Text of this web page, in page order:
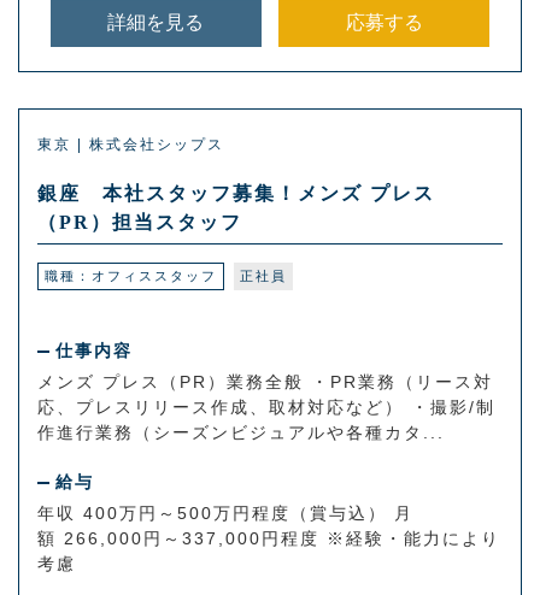
詳細を見る 応募する
東京 | 株式会社シップス
銀座 本社スタッフ募集！メンズ プレス
（PR）担当スタッフ
職種：オフィススタッフ 正社員
仕事内容
メンズ プレス（PR）業務全般 ・PR業務（リース対
応、プレスリリース作成、取材対応など） ・撮影/制
作進行業務（シーズンビジュアルや各種カタ...
給与
年収 400万円～500万円程度（賞与込） 月
額 266,000円～337,000円程度 ※経験・能力により
考慮